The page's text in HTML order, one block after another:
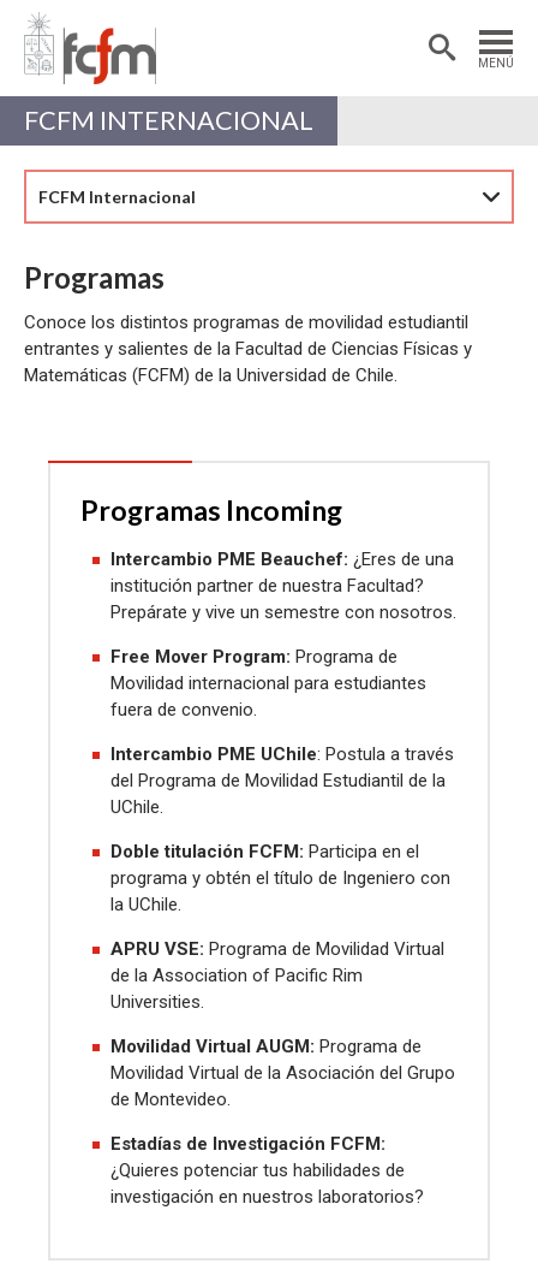
MENÚ
Estudiantes
Académicas/os
FCFM INTERNACIONAL
FCFM Internacional
Programas
Conoce los distintos programas de movilidad estudiantil
entrantes y salientes de la Facultad de Ciencias Físicas y
Matemáticas (FCFM) de la Universidad de Chile.
Programas Incoming
Intercambio PME Beauchef: ¿Eres de una
institución partner de nuestra Facultad?
Prepárate y vive un semestre con nosotros.
Free Mover Program: Programa de
Movilidad internacional para estudiantes
fuera de convenio.
Intercambio PME UChile: Postula a través
del Programa de Movilidad Estudiantil de la
UChile.
Doble titulación FCFM: Participa en el
programa y obtén el título de Ingeniero con
la UChile.
APRU VSE: Programa de Movilidad Virtual
de la Association of Pacific Rim
Universities.
Movilidad Virtual AUGM: Programa de
Movilidad Virtual de la Asociación del Grupo
de Montevideo.
Estadías de Investigación FCFM:
¿Quieres potenciar tus habilidades de
investigación en nuestros laboratorios?